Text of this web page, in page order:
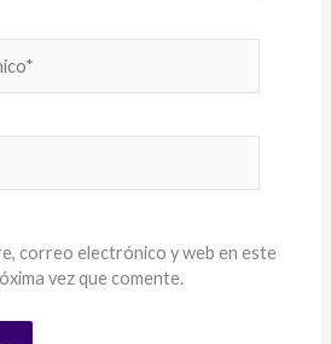
correo electrónico y web en este
vez que comente.